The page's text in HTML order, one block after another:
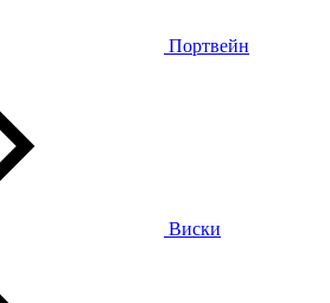
Портвейн
Виски